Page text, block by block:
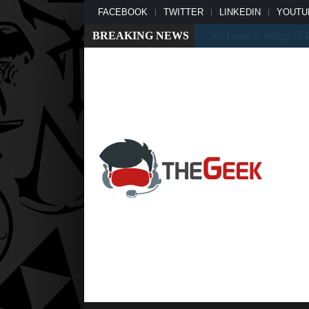
FACEBOOK TWITTER LINKEDIN
BREAKING NEWS